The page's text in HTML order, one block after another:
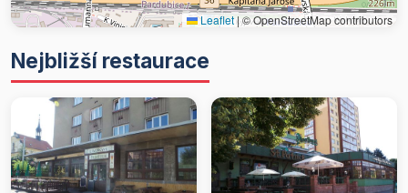
Leaflet|© OpenStreetMap contributors
Nejbližší restaurace